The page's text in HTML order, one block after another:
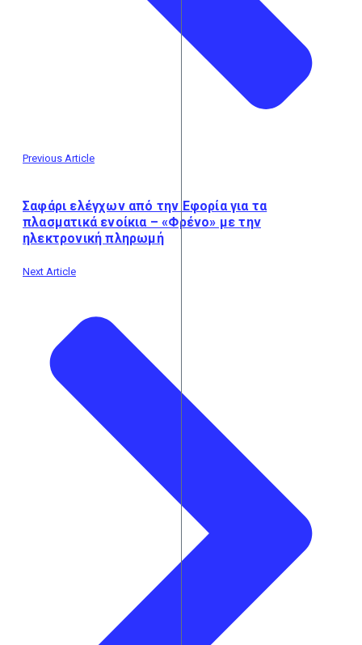
Previous Article
Σαφάρι ελέγχων από την Εφορία για τα
πλασματικά ενοίκια – «Φρένο» με την
ηλεκτρονική πληρωμή
Next Article